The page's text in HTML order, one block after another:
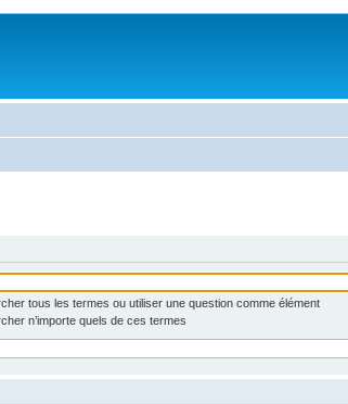
tous les termes ou utiliser une question comme élément
n’importe quels de ces termes